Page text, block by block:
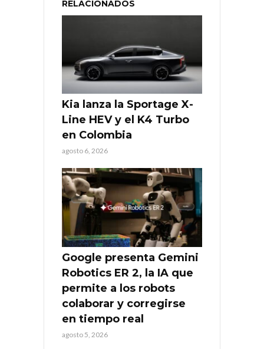
RELACIONADOS
Kia lanza la Sportage X-
Line HEV y el K4 Turbo
en Colombia
agosto 6, 2026
Google presenta Gemini
Robotics ER 2, la IA que
permite a los robots
colaborar y corregirse
en tiempo real
agosto 5, 2026